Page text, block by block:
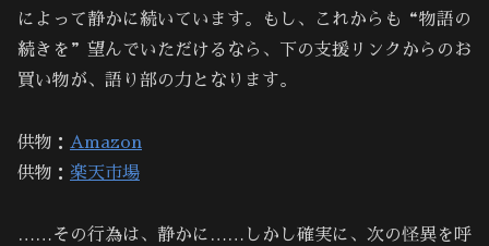
によって静かに続いています。もし、これからも“物語の
続きを”望んでいただけるなら、下の支援リンクからのお
買い物が、語り部の力となります。
供物： Amazon
供物： 楽天市場
……その行為は、静かに……しかし確実に、次の怪異を呼